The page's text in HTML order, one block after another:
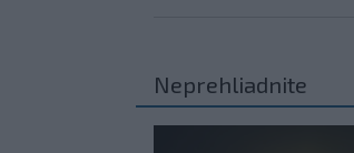
Neprehliadnite